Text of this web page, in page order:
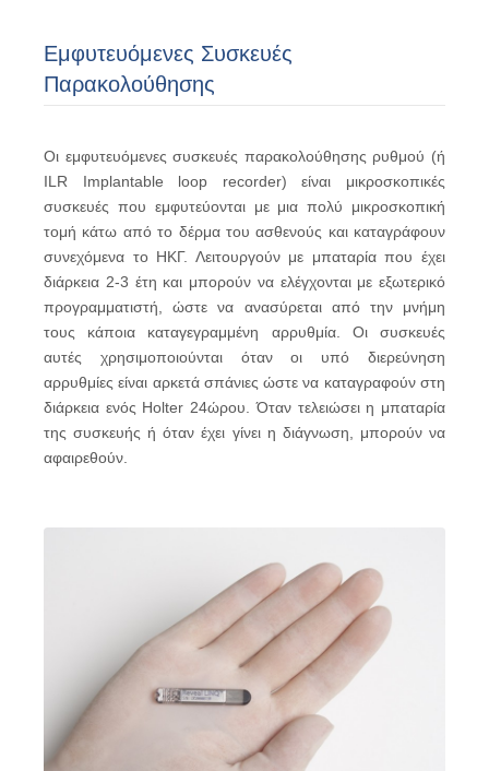
Εμφυτευόμενες Συσκευές
Παρακολούθησης
Οι εμφυτευόμενες συσκευές παρακολούθησης ρυθμού (ή
ILR Implantable loop recorder) είναι μικροσκοπικές
συσκευές που εμφυτεύονται με μια πολύ μικροσκοπική
τομή κάτω από το δέρμα του ασθενούς και καταγράφουν
συνεχόμενα το ΗΚΓ. Λειτουργούν με μπαταρία που έχει
διάρκεια 2-3 έτη και μπορούν να ελέγχονται με εξωτερικό
προγραμματιστή, ώστε να ανασύρεται από την μνήμη
τους κάποια καταγεγραμμένη αρρυθμία. Οι συσκευές
αυτές χρησιμοποιούνται όταν οι υπό διερεύνηση
αρρυθμίες είναι αρκετά σπάνιες ώστε να καταγραφούν στη
διάρκεια ενός Holter 24ώρου. Όταν τελειώσει η μπαταρία
της συσκευής ή όταν έχει γίνει η διάγνωση, μπορούν να
αφαιρεθούν.